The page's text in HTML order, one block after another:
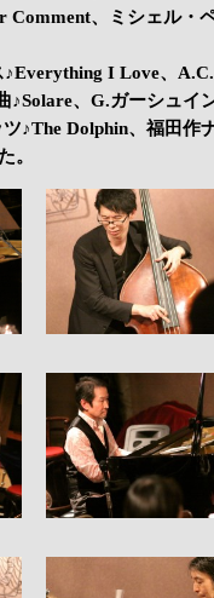
Comment、ミシェル・
I Love、
、G.ガーシュイ
♪The Dolphin、福田作
。